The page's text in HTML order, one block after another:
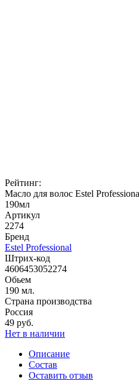
Рейтинг:
Масло для волос Estel
190мл
Артикул
2274
Бренд
Estel Professional
Штрих-код
4606453052274
Обьем
190 мл.
Страна производства
Россия
49 руб.
Нет в наличии
Описание
Состав
Оставить отзыв